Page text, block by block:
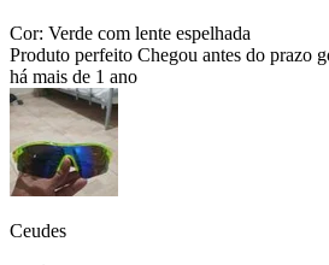
Cor: Verde com lente espelhada
Produto perfeito Chegou antes do prazo
há mais de 1 ano
Ceudes